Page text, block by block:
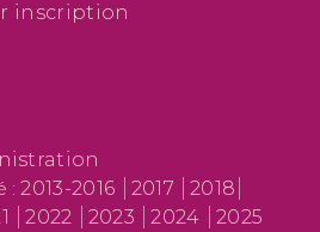
inscription
:2013-2016 2017
2018
2022 2023 2024
2025